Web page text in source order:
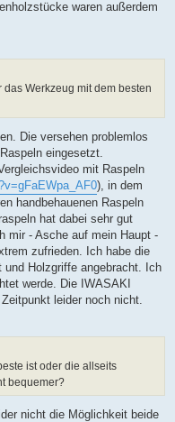
waren außerdem
Werkzeug mit dem besten
Die versehen problemlos
eingesetzt.
mit Raspeln
), in dem
handbehauenen Raspeln
hat dabei sehr gut
mir - Asche auf mein Haupt -
zufrieden. Ich habe die
und Holzgriffe angebracht. Ich
werde. Die IWASAKI
leider noch nicht.
ist oder die allseits
bequemer?
nicht die Möglichkeit beide